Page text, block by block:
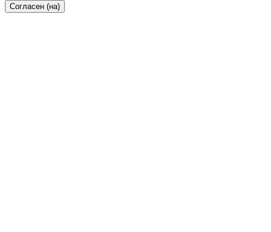
Согласен (на)